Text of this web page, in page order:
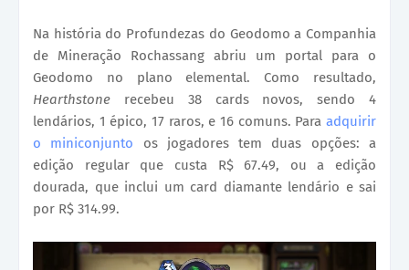
Na história do Profundezas do Geodomo a Companhia
de Mineração Rochassang abriu um portal para o
Geodomo no plano elemental. Como resultado,
Hearthstone recebeu 38 cards novos, sendo 4
lendários, 1 épico, 17 raros, e 16 comuns. Para adquirir
o miniconjunto os jogadores tem duas opções: a
edição regular que custa R$ 67.49, ou a edição
dourada, que inclui um card diamante lendário e sai
por R$ 314.99.